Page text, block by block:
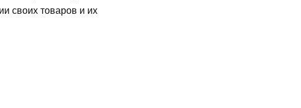
своих товаров и их